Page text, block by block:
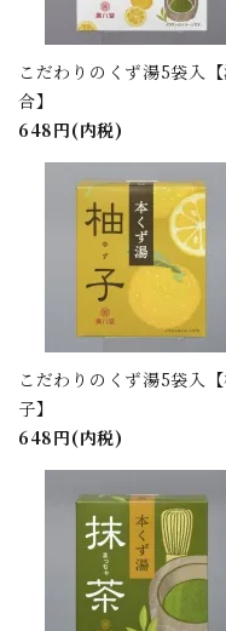
こだわりのくず湯5袋入
合】
648円(内税)
こだわりのくず湯5袋入
子】
648円(内税)